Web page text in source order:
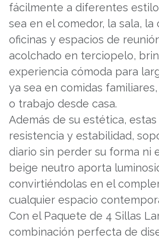
fácilmente a diferentes
sea en el comedor, la sala,
oficinas y espacios de
acolchado en terciopelo,
experiencia cómoda para
ya sea en comidas
o trabajo desde casa.
Además de su estética,
resistencia y estabilidad,
diario sin perder su forma ni
beige neutro aporta
convirtiéndolas en el
cualquier espacio
Con el Paquete de 4 Sillas
combinación perfecta de